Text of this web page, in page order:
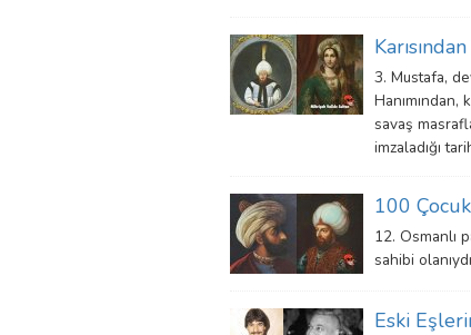
3. Mustafa,
savaş
imzaladığı
100
12. Osmanlı
sahibi
Eski